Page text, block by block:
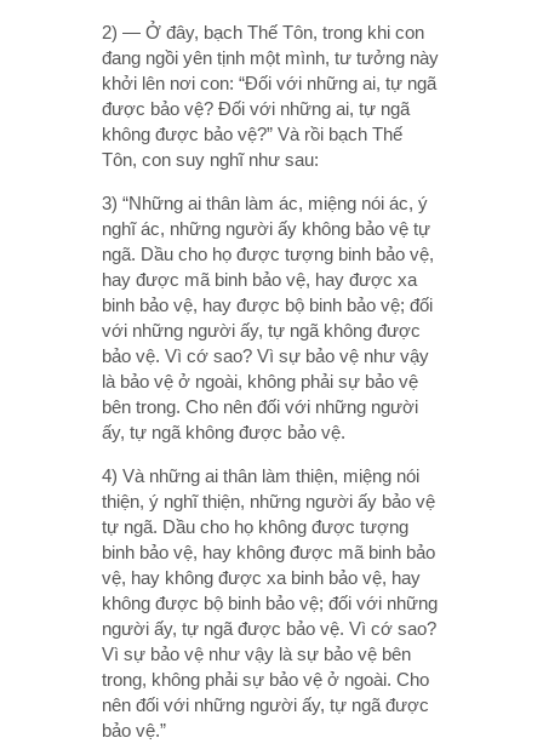
2) — Ở đây, bạch Thế Tôn, trong khi con
đang ngồi yên tịnh một mình, tư tưởng này
khởi lên nơi con: “Ðối với những ai, tự ngã
được bảo vệ? Ðối với những ai, tự ngã
không được bảo vệ?” Và rồi bạch Thế
Tôn, con suy nghĩ như sau:
3) “Những ai thân làm ác, miệng nói ác, ý
nghĩ ác, những người ấy không bảo vệ tự
ngã. Dầu cho họ được tượng binh bảo vệ,
hay được mã binh bảo vệ, hay được xa
binh bảo vệ, hay được bộ binh bảo vệ; đối
với những người ấy, tự ngã không được
bảo vệ. Vì cớ sao? Vì sự bảo vệ như vậy
là bảo vệ ở ngoài, không phải sự bảo vệ
bên trong. Cho nên đối với những người
ấy, tự ngã không được bảo vệ.
4) Và những ai thân làm thiện, miệng nói
thiện, ý nghĩ thiện, những người ấy bảo vệ
tự ngã. Dầu cho họ không được tượng
binh bảo vệ, hay không được mã binh bảo
vệ, hay không được xa binh bảo vệ, hay
không được bộ binh bảo vệ; đối với những
người ấy, tự ngã được bảo vệ. Vì cớ sao?
Vì sự bảo vệ như vậy là sự bảo vệ bên
trong, không phải sự bảo vệ ở ngoài. Cho
nên đối với những người ấy, tự ngã được
bảo vệ.”